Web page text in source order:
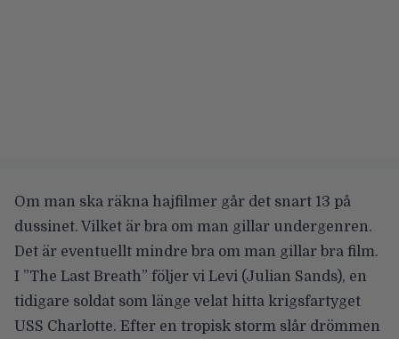
Om man ska räkna hajfilmer går det snart 13 på
dussinet. Vilket är bra om man gillar undergenren.
Det är eventuellt mindre bra om man gillar bra film.
I ”The Last Breath” följer vi Levi (Julian Sands), en
tidigare soldat som länge velat hitta krigsfartyget
USS Charlotte. Efter en tropisk storm slår drömmen